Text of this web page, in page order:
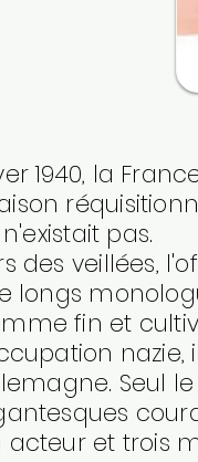
1940, la
n'existait pas.
des veillées,
longs
fin et
nazie,
Seul
acteur et trois